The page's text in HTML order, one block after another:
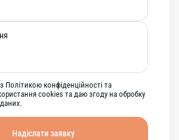
Політикою конфіденційності та
cookies та даю згоду на обробку